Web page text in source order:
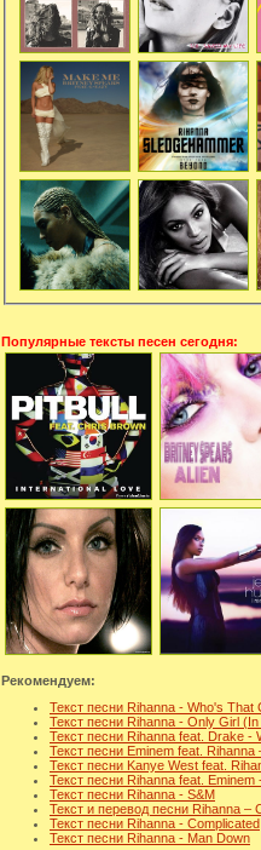
Популярные тексты песен сегодня:
Рекомендуем:
Текст песни Rihanna - Who's That
Текст песни Rihanna - Only Girl
Текст песни Rihanna feat. Drake -
Текст песни Eminem feat.
Текст песни Kanye West feat.
Текст песни Rihanna feat.
Текст песни Rihanna - S&M
Текст и перевод песни Rihanna –
Текст песни Rihanna - Complicated
Текст песни Rihanna - Man Down